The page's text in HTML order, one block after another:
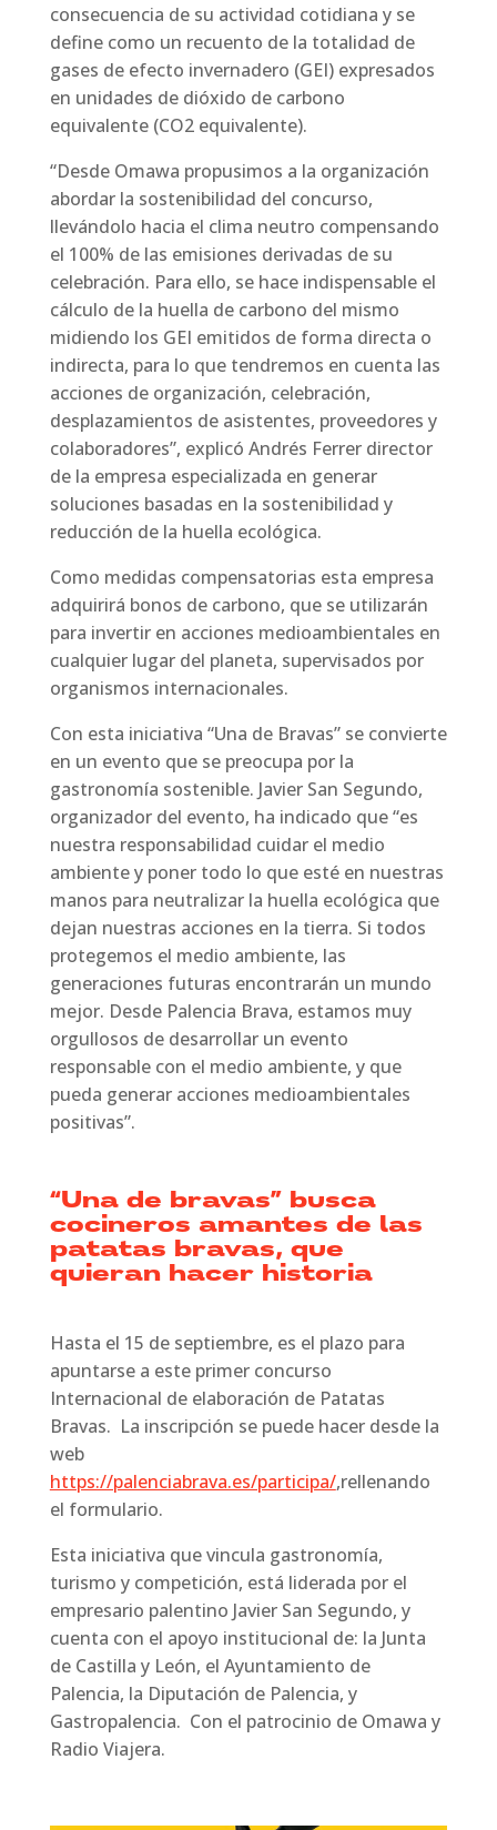
consecuencia de su actividad cotidiana y se
define como un recuento de la totalidad de
gases de efecto invernadero (GEI) expresados
en unidades de dióxido de carbono
equivalente (CO2 equivalente).
“Desde Omawa propusimos a la organización
abordar la sostenibilidad del concurso,
llevándolo hacia el clima neutro compensando
el 100% de las emisiones derivadas de su
celebración. Para ello, se hace indispensable el
cálculo de la huella de carbono del mismo
midiendo los GEI emitidos de forma directa o
indirecta, para lo que tendremos en cuenta las
acciones de organización, celebración,
desplazamientos de asistentes, proveedores y
colaboradores”, explicó Andrés Ferrer director
de la empresa especializada en generar
soluciones basadas en la sostenibilidad y
reducción de la huella ecológica.
Como medidas compensatorias esta empresa
adquirirá bonos de carbono, que se utilizarán
para invertir en acciones medioambientales en
cualquier lugar del planeta, supervisados por
organismos internacionales.
Con esta iniciativa “Una de Bravas” se convierte
en un evento que se preocupa por la
gastronomía sostenible. Javier San Segundo,
organizador del evento, ha indicado que “es
nuestra responsabilidad cuidar el medio
ambiente y poner todo lo que esté en nuestras
manos para neutralizar la huella ecológica que
dejan nuestras acciones en la tierra. Si todos
protegemos el medio ambiente, las
generaciones futuras encontrarán un mundo
mejor. Desde Palencia Brava, estamos muy
orgullosos de desarrollar un evento
responsable con el medio ambiente, y que
pueda generar acciones medioambientales
positivas”.
“Una de bravas” busca
cocineros amantes de las
patatas bravas, que
quieran hacer historia
Hasta el 15 de septiembre, es el plazo para
apuntarse a este primer concurso
Internacional de elaboración de Patatas
Bravas. La inscripción se puede hacer desde la
web
https://palenciabrava.es/participa/,rellenando
el formulario.
Esta iniciativa que vincula gastronomía,
turismo y competición, está liderada por el
empresario palentino Javier San Segundo, y
cuenta con el apoyo institucional de: la Junta
de Castilla y León, el Ayuntamiento de
Palencia, la Diputación de Palencia, y
Gastropalencia. Con el patrocinio de Omawa y
Radio Viajera.